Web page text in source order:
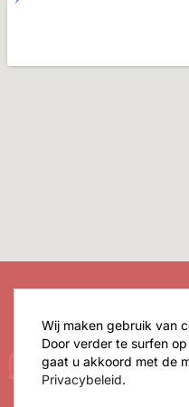
Wij maken gebruik van
Door verder te surfen
gaat u akkoord met de
Privacybeleid.